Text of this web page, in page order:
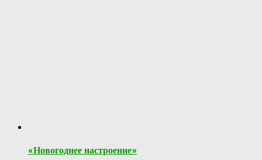
«Новогоднее настроение»